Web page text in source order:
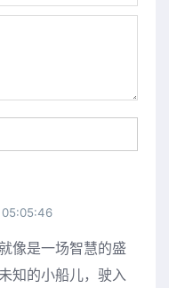
像是一场智慧的盛
知的小船儿，驶入